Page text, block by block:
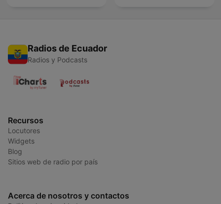
Radios de Ecuador
Radios y Podcasts
Recursos
Locutores
Widgets
Blog
Sitios web de radio por país
Acerca de nosotros y contactos